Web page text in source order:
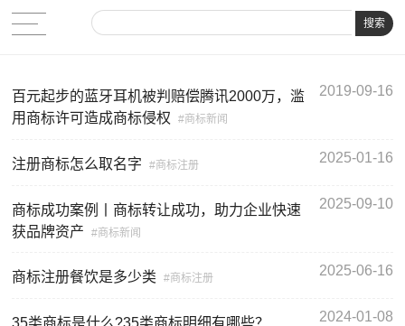
搜索
百元起步的蓝牙耳机被判赔偿腾讯2000万，滥
用商标许可造成商标侵权
商标新闻
2019-09-16
注册商标怎么取名字 商标注册 2025-01-16
商标成功案例丨商标转让成功，助力企业快速
获品牌资产
商标新闻
2025-09-10
商标注册餐饮是多少类 商标注册 2025-06-16
35类商标是什么?35类商标明细有哪些？ 2024-01-08